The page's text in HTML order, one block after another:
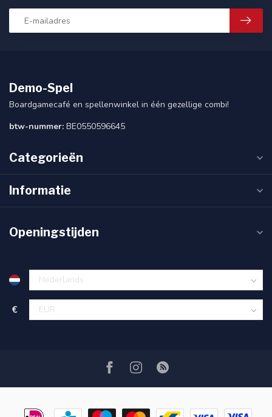
Demo-Spel
Boardgamecafé en spellenwinkel in één gezellige combi!
btw-nummer: BE0550596645
Categorieën
Informatie
Openingstijden
€